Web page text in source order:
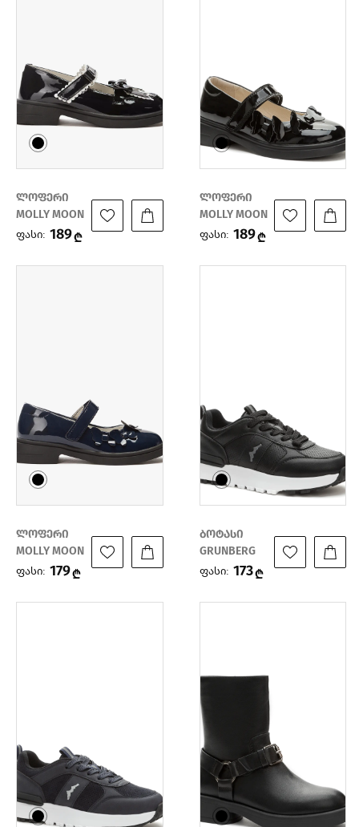
ლოფერი
MOLLY MOON
ფასი: 189₾
ლოფერი
MOLLY MOON
ფასი: 189₾
ლოფერი
MOLLY MOON
ფასი: 179₾
ბოტასი
GRUNBERG
ფასი: 173₾